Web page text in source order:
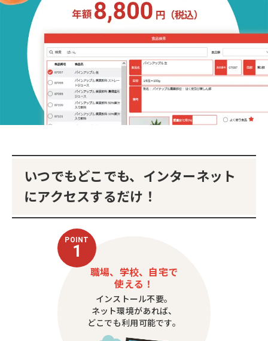
いつでもどこでも、インターネット
にアクセスするだけ！
POINT
1
職場、学校、自宅で
使える！
インストール不要。
ネット環境があれば、
どこでも利用可能です。